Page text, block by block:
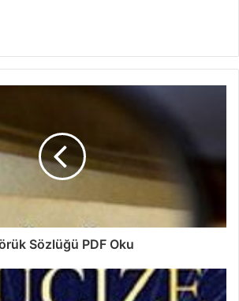
Sözlüğü PDF Oku